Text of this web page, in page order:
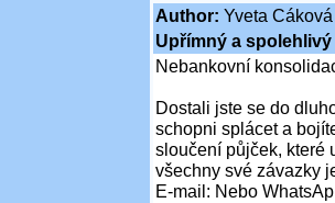
Author: Yveta Cáková
Upřímný a
Nebankovní
Dostali jste se do
schopni splácet a
sloučení půjček, které
všechny své závazky
E-mail: Nebo